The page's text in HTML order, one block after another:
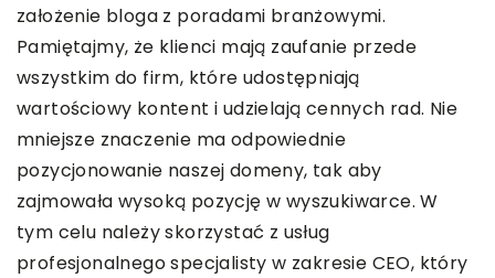
założenie bloga z poradami branżowymi.
Pamiętajmy, że klienci mają zaufanie przede
wszystkim do firm, które udostępniają
wartościowy kontent i udzielają cennych rad. Nie
mniejsze znaczenie ma odpowiednie
pozycjonowanie naszej domeny, tak aby
zajmowała wysoką pozycję w wyszukiwarce. W
tym celu należy skorzystać z usług
profesjonalnego specjalisty w zakresie CEO, który